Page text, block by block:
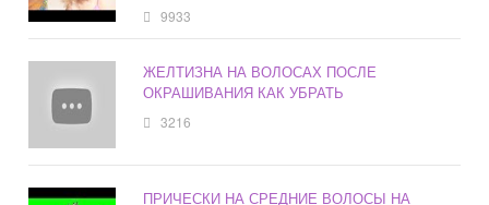
9933
ЖЕЛТИЗНА НА ВОЛОСАХ ПОСЛЕ
ОКРАШИВАНИЯ КАК УБРАТЬ
3216
ПРИЧЕСКИ НА СРЕДНИЕ ВОЛОСЫ НА